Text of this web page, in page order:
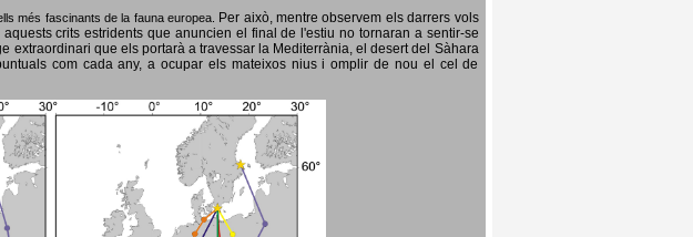
més fascinants de la fauna europea. Per això, mentre observem els darrers vols
crits estridents que anuncien el final de l'estiu no tornaran a sentir-se
extraordinari que els portarà a travessar la Mediterrània, el desert del Sàhara
com cada any, a ocupar els mateixos nius i omplir de nou el cel de